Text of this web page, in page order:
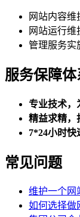
网站内容维
网站运行维
管理服务实
服务保障体
专业技术，
精益求精，
7*24小时快
常见问题
维护一个网
如何选择做